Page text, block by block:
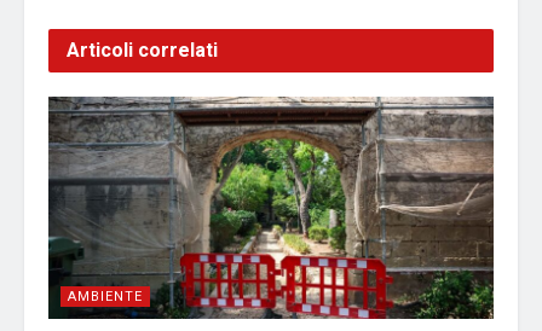
Articoli correlati
AMBIENTE